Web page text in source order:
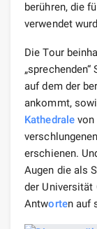
berühren, die
verwendet
Die Tour
auf dem der
ankommt,
Kathedrale von
erschienen.
Augen die als
der Universität
Antworten auf